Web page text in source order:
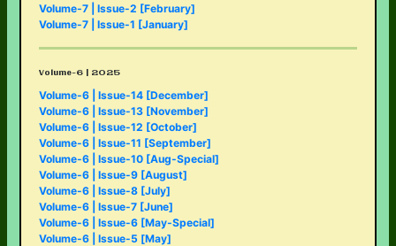
Volume-7 | Issue-2 [February]
Volume-7 | Issue-1 [January]
Volume-6 | 2025
Volume-6 | Issue-14 [December]
Volume-6 | Issue-13 [November]
Volume-6 | Issue-12 [October]
Volume-6 | Issue-11 [September]
Volume-6 | Issue-10 [Aug-Special]
Volume-6 | Issue-9 [August]
Volume-6 | Issue-8 [July]
Volume-6 | Issue-7 [June]
Volume-6 | Issue-6 [May-Special]
Volume-6 | Issue-5 [May]